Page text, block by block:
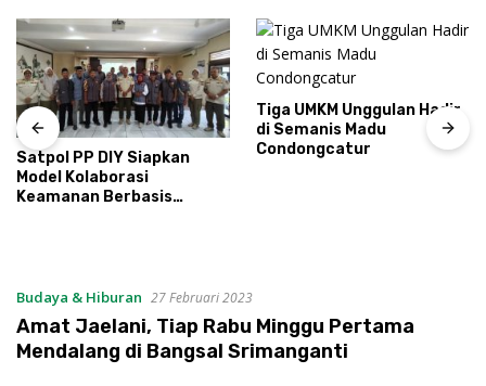
Satpol PP DIY Siapkan
Model Kolaborasi
Keamanan Berbasis
Tiga UMKM Unggulan Hadir
di Semanis Madu
Condongcatur
Budaya & Hiburan 27 Februari 2023
Amat Jaelani, Tiap Rabu Minggu Pertama
Mendalang di Bangsal Srimanganti